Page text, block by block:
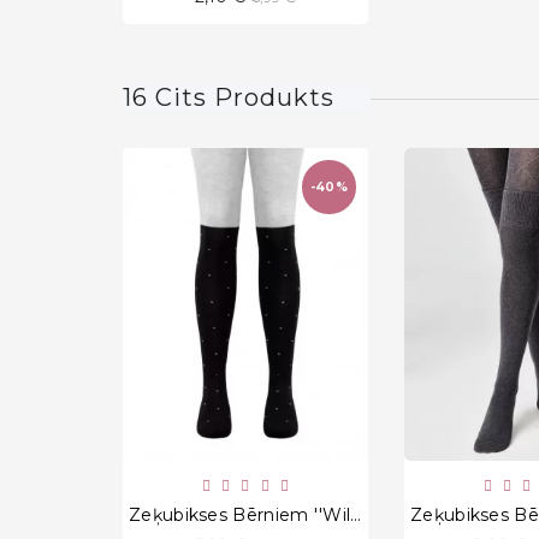
16 Cits Produkts
-40%
Zeķubikses Bērniem ''Willow Grey"
favorite_border